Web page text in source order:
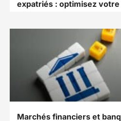
expatriés : optimisez
Marchés financiers et